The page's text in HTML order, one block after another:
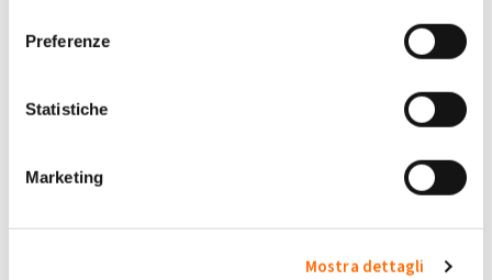
Preferenze
Statistiche
Marketing
Mostra dettagli
Mirko
Se il tuo impianto è su una abitazione privata non devi fare
0
Torna Su Accedioregistratiper inserire commenti.